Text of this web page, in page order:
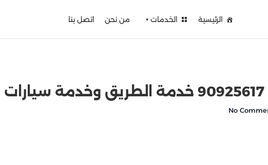
الرئيسية الخدمات من نحن اتصل بنا